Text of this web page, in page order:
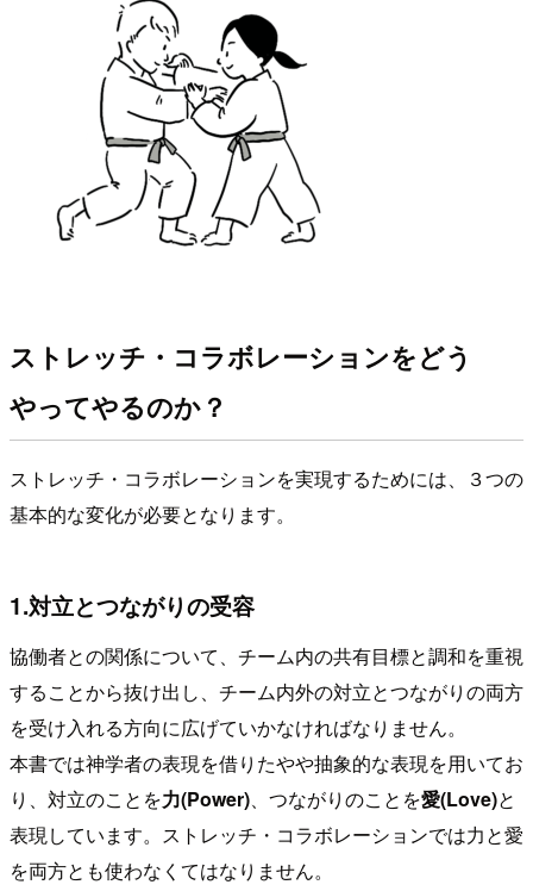
ストレッチ・コラボレーションをどう
やってやるのか？
ストレッチ・コラボレーションを実現するためには、３つの
基本的な変化が必要となります。
1.対立とつながりの受容
協働者との関係について、チーム内の共有目標と調和を重視
することから抜け出し、チーム内外の対立とつながりの両方
を受け入れる方向に広げていかなければなりません。
本書では神学者の表現を借りたやや抽象的な表現を用いてお
り、対立のことを力(Power)、つながりのことを愛(Love)と
表現しています。ストレッチ・コラボレーションでは力と愛
を両方とも使わなくてはなりません。